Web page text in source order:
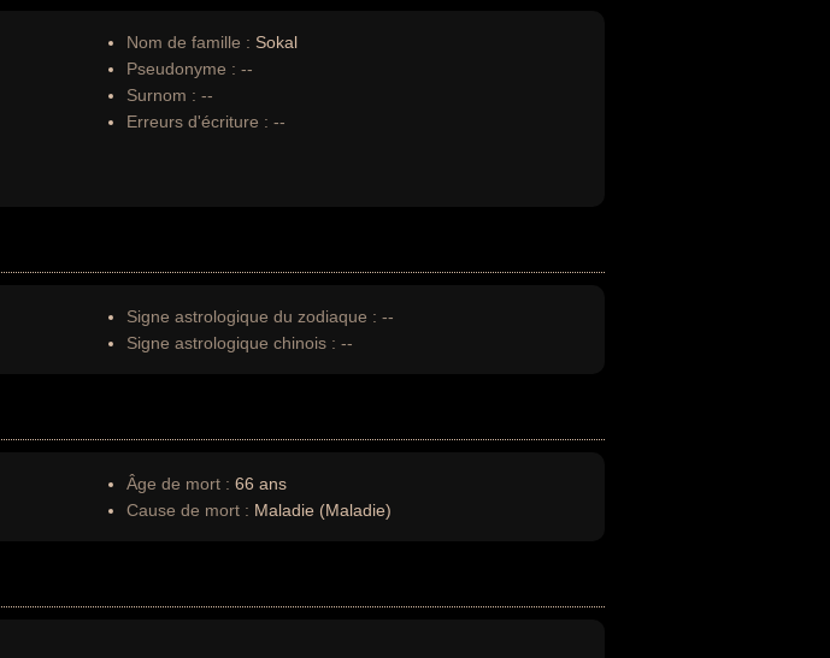
Nom de famille : Sokal
Pseudonyme : --
Surnom : --
Erreurs d'écriture : --
Signe astrologique du zodiaque : --
Signe astrologique chinois : --
Âge de mort : 66 ans
Cause de mort : Maladie (Maladie)